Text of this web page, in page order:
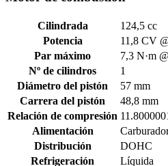
Cilindrada
124,5 cc
Potencia
11,8 CV
Par máximo
7,3 N·m
Nº de cilindros
1
Diámetro del pistón
57 mm
Carrera del pistón
48,8 mm
Relación de compresión
Alimentación
Distribución
DOHC
Refrigeración
Líquida